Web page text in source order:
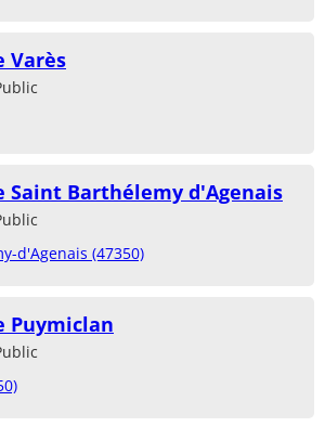
Varès
Saint Barthélemy d'Agenais
d'Agenais (47350)
Puymiclan